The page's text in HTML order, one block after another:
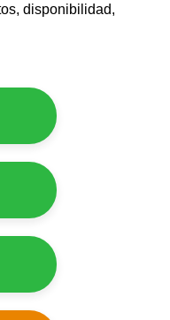
disponibilidad,